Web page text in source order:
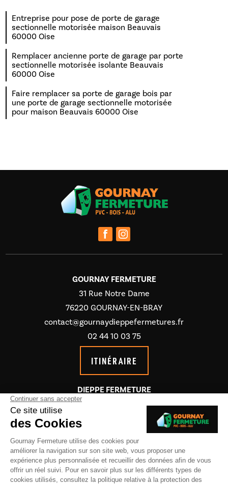
Entreprise pour pose de porte de garage
sectionnelle motorisée maison Beauvais
60000 Oise
Remplacer ancienne porte de garage par porte
sectionnelle motorisée isolante Beauvais
60000 Oise
Faire remplacer sa porte de garage bois par
une porte de garage sectionnelle motorisée
pour maison Beauvais 60000 Oise
GOURNAY FERMETURE
31 Rue Notre Dame
76220 GOURNAY-EN-BRAY
contact@gournaydieppefermetures.fr
02 44 10 03 75
ITINÉRAIRE
DIEPPE FERMETURE
1395 Avenue de la maison blanche
76550 Saint-Aubin-Sur-Scie
contact@gournaydieppefermetures.fr
02 44 10 03 75
Guide local
Informations complémentaires